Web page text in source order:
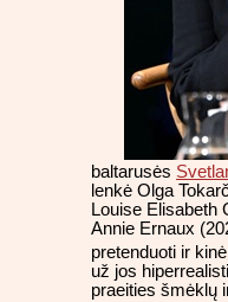
baltarusės
lenkė Olga
Louise Elisabeth
Annie Ernaux
pretenduoti ir
už jos
praeities šmėklų